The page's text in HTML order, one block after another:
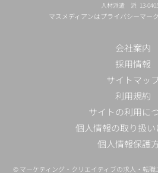
人材派遣 派 13-
マスメディアンはプライバシーマー
会社案内
採用情報
サイトマッ
利用規約
サイトの利用に
個人情報の取り扱い
個人情報保護
© マーケティング・クリエイティブの求人・転